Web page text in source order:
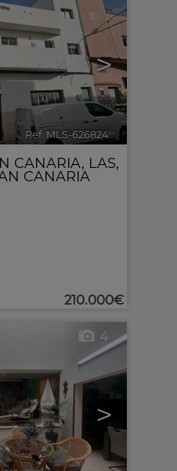
>
Ref. MLS-626824
CANARIA, LAS,
CANARIA
210.000€
>
4